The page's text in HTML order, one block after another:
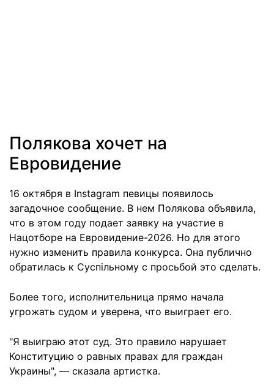
Полякова хочет на
Евровидение
16 октября в Instagram певицы появилось
загадочное сообщение. В нем Полякова объявила,
что в этом году подает заявку на участие в
Нацотборе на Евровидение-2026. Но для этого
нужно изменить правила конкурса. Она публично
обратилась к Суспільному с просьбой это сделать.
Более того, исполнительница прямо начала
угрожать судом и уверена, что выиграет его.
"Я выиграю этот суд. Это правило нарушает
Конституцию о равных правах для граждан
Украины", — сказала артистка.